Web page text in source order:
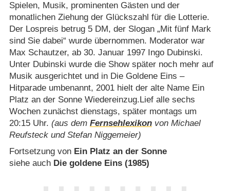
Spielen, Musik, prominenten Gästen und der
monatlichen Ziehung der Glückszahl für die Lotterie.
Der Lospreis betrug 5 DM, der Slogan „Mit fünf Mark
sind Sie dabei“ wurde übernommen. Moderator war
Max Schautzer, ab 30. Januar 1997 Ingo Dubinski.
Unter Dubinski wurde die Show später noch mehr auf
Musik ausgerichtet und in Die Goldene Eins –
Hitparade umbenannt, 2001 hielt der alte Name Ein
Platz an der Sonne Wiedereinzug.Lief alle sechs
Wochen zunächst dienstags, später montags um
20:15 Uhr. (aus dem Fernsehlexikonvon Michael
Reufsteck und Stefan Niggemeier)
Fortsetzung von Ein Platz an der Sonne
siehe auch Die goldene Eins (1985)